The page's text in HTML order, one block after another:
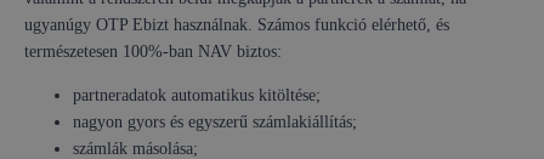
ugyanúgy OTP Ebizt használnak. Számos funkció elérhető, és
természetesen 100%-ban NAV biztos:
partneradatok automatikus kitöltése;
nagyon gyors és egyszerű számlakiállítás;
számlák másolása;